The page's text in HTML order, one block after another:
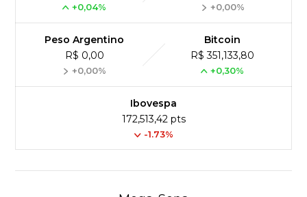
+0,04% +0,00%
Peso Argentino
R$ 0,00
+0,00%
Bitcoin
R$ 351,133,80
+0,30%
Ibovespa
172,513,42 pts
-1.73%